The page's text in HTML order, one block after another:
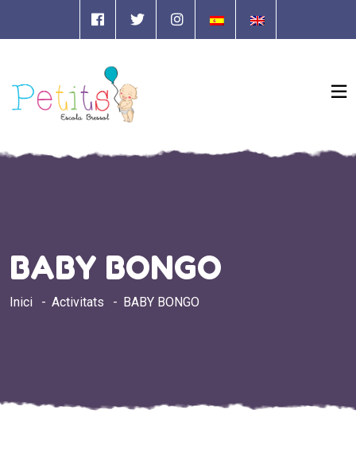
BABY BONGO
Inici Activitats BABY BONGO